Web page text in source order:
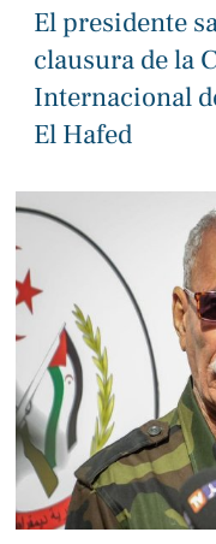
El presidente
clausura de la
Internacional
El Hafed